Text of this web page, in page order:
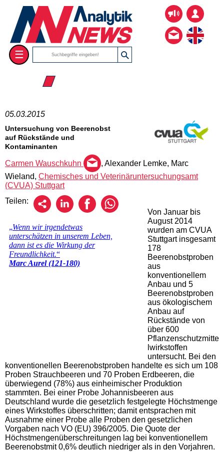
☰
☰ 2015
05.03.2015
Untersuchung von Beerenobst
auf Rückstände und
Kontaminanten
Carmen Wauschkuhn
, Alexander Lemke, Marc
Wieland, Chemisches und Veterinäruntersuchungsamt
(CVUA) Stuttgart
Teilen:
Von Januar bis
August 2014
wurden am CVUA
Stuttgart insgesamt
178
Beerenobstproben
aus
konventionellem
Anbau und 5
Beerenobstproben
aus ökologischem
Anbau auf
Rückstände von
über 600
Pflanzenschutzmitte
lwirkstoffen
untersucht. Bei den
konventionellen Beerenobstproben handelte es sich um 108
Proben Strauchbeeren und 70 Proben Erdbeeren, die
überwiegend (78%) aus einheimischer Produktion
stammten. Bei einer Probe Johannisbeeren aus
Deutschland wurde die gesetzlich festgelegte Höchstmenge
eines Wirkstoffes überschritten; damit entsprachen mit
Ausnahme einer Probe alle Proben den gesetzlichen
Vorgaben nach VO (EU) 396/2005. Die Quote der
Höchstmengenüberschreitungen lag bei konventionellem
Beerenobstmit 0,6% deutlich niedriger als in den Vorjahren.